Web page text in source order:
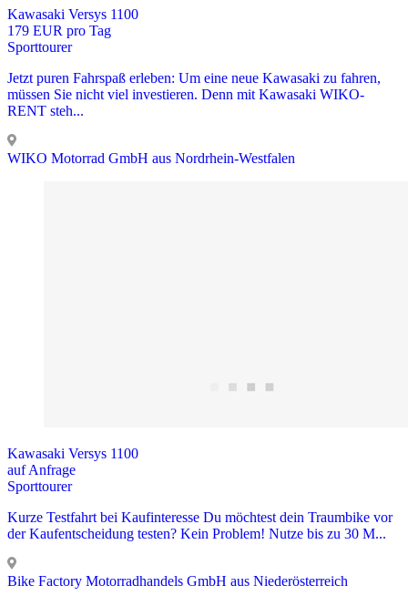
Kawasaki Versys 1100
179 EUR pro Tag
Sporttourer
Jetzt puren Fahrspaß erleben: Um eine neue Kawasaki zu fahren,
müssen Sie nicht viel investieren. Denn mit Kawasaki WIKO-
RENT steh...
WIKO Motorrad GmbH aus Nordrhein-Westfalen
Kawasaki Versys 1100
auf Anfrage
Sporttourer
Kurze Testfahrt bei Kaufinteresse Du möchtest dein Traumbike vor
der Kaufentscheidung testen? Kein Problem! Nutze bis zu 30 M...
Bike Factory Motorradhandels GmbH aus Niederösterreich